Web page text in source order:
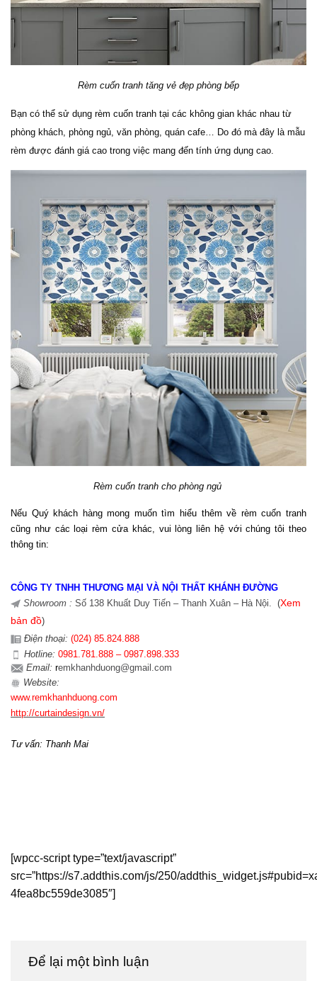
Rèm cuốn tranh tăng vẻ đẹp phòng bếp
Bạn có thể sử dụng rèm cuốn tranh tại các không gian khác nhau từ
phòng khách, phòng ngủ, văn phòng, quán cafe… Do đó mà đây là mẫu
rèm được đánh giá cao trong việc mang đến tính ứng dụng cao.
Rèm cuốn tranh cho phòng ngủ
Nếu Quý khách hàng mong muốn tìm hiểu thêm về rèm cuốn tranh
cũng như các loại rèm cửa khác, vui lòng liên hệ với chúng tôi theo
thông tin:
CÔNG TY TNHH THƯƠNG MẠI VÀ NỘI THẤT KHÁNH ĐƯỜNG
Showroom : Số 138 Khuất Duy Tiến – Thanh Xuân – Hà Nội. (Xem
bản đồ)
Điện thoại: (024) 85.824.888
Hotline: 0981.781.888 – 0987.898.333
Email: remkhanhduong@gmail.com
Website:
www.remkhanhduong.com
http://curtaindesign.vn/
Tư vấn: Thanh Mai
[wpcc-script type=”text/javascript”
src=”https://s7.addthis.com/js/250/
4fea8bc559de3085″]
Để lại một bình luận